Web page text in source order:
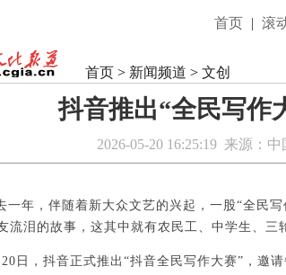
首页 | 滚
首页 > 新闻频道 > 文创
抖音推出“全民写作
2026-05-20 16:25:19 来源： 中
一年，伴随着新大众文艺的兴起，一股“全民
流泪的故事，这其中就有农民工、中学生、
日，抖音正式推出“抖音全民写作大赛”，邀